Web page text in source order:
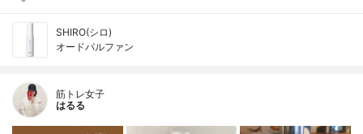
SHIRO(シロ)
オードパルファン
筋トレ女子
はるる